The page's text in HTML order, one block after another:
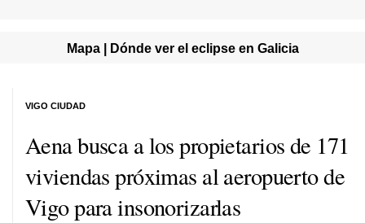
Mapa | Dónde ver el eclipse en Galicia
Aena busca a los propietarios de 171
viviendas próximas al aeropuerto de
Vigo para insonorizarlas
VIGO CIUDAD